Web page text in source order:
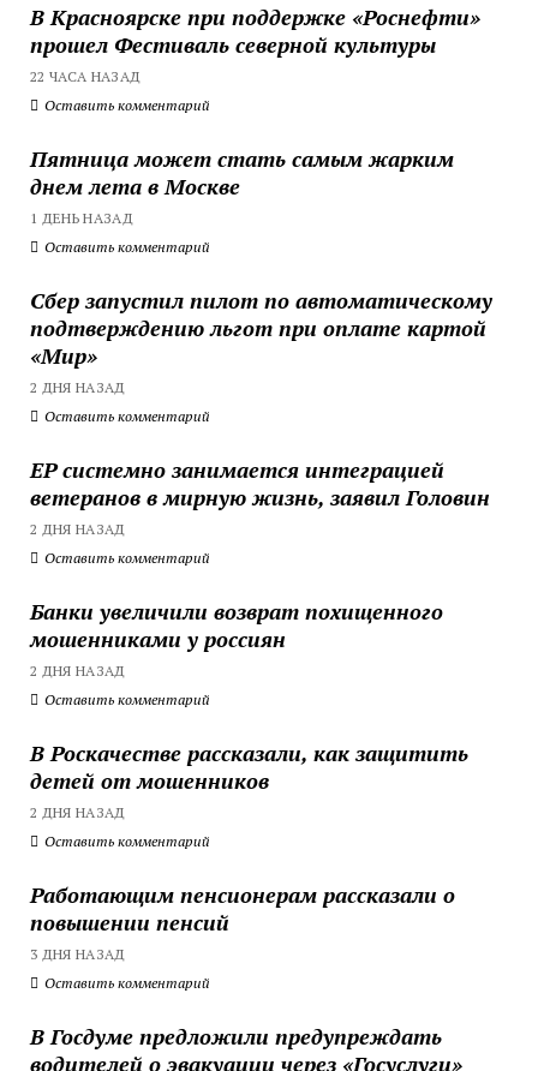
В Красноярске при поддержке «Роснефти»
прошел Фестиваль северной культуры
22 ЧАСА НАЗАД
Оставить комментарий
Пятница может стать самым жарким
днем лета в Москве
1 ДЕНЬ НАЗАД
Оставить комментарий
Сбер запустил пилот по автоматическому
подтверждению льгот при оплате картой
«Мир»
2 ДНЯ НАЗАД
Оставить комментарий
ЕР системно занимается интеграцией
ветеранов в мирную жизнь, заявил Головин
2 ДНЯ НАЗАД
Оставить комментарий
Банки увеличили возврат похищенного
мошенниками у россиян
2 ДНЯ НАЗАД
Оставить комментарий
В Роскачестве рассказали, как защитить
детей от мошенников
2 ДНЯ НАЗАД
Оставить комментарий
Работающим пенсионерам рассказали о
повышении пенсий
3 ДНЯ НАЗАД
Оставить комментарий
В Госдуме предложили предупреждать
водителей о эвакуации через «Госуслуги»